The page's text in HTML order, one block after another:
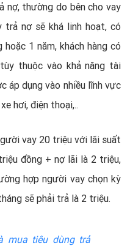
nợ, thường do bên cho vay
trả nợ sẽ khá linh hoạt, có
1 năm, khách hàng có
thuộc vào khả năng tài
áp dụng vào nhiều lĩnh vực
hơi, điện thoại,..
vay 20 triệu với lãi suất
đồng + nợ lãi là 2 triệu,
hợp người vay chọn kỳ
sẽ phải trả là 2 triệu.
mua tiêu dùng trả